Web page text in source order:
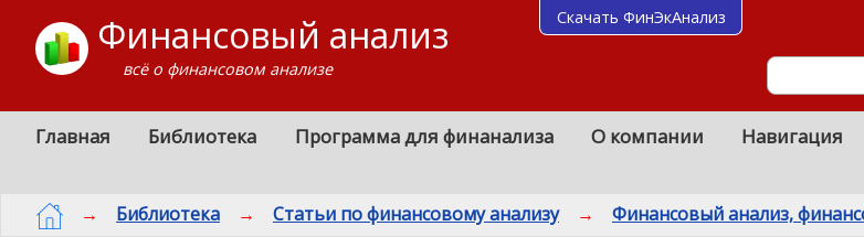
Финансовый анализ
всё о финансовом анализе
Главная Библиотека Программа для финанализа О компании Навигация
→ Библиотека → Статьи по финансовому анализу → Финансовый анализ,
Скачать ФинЭкАнализ